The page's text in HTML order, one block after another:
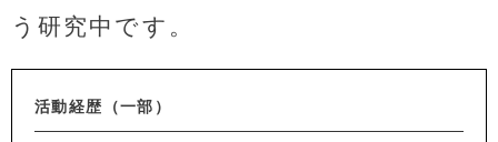
う研究中です。
活動経歴（一部）